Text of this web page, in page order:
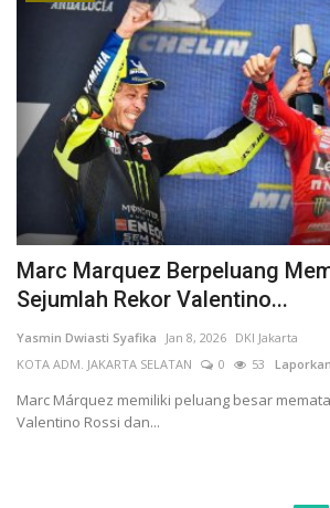
Marc Marquez Berpeluang
Sejumlah Rekor Valentino...
Yasmin Dwiasti Syafika Jan 8, 2026 DKI Jakarta
KOTA ADM. JAKARTA SELATAN
0 53 Laporkan
Marc Márquez memiliki peluang besar
Valentino Rossi dan...